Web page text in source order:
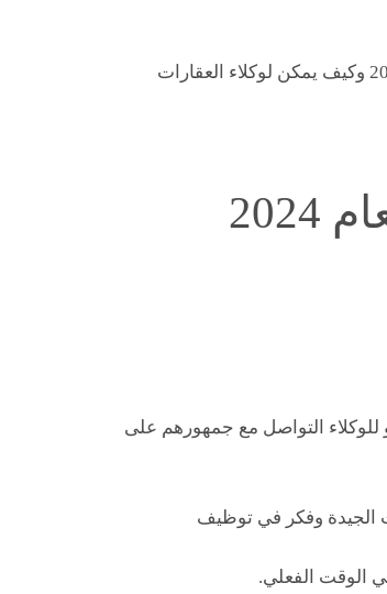
في منشور المدونة هذا، سنستكشف اتجاهات تسويق عقاري عن بعد القادمة لعام 2024 وكيف يمكن لوكلاء العقارات
التواصل مع جمهورهم على
الجيدة وفكر في توظيف
الوقت الفعلي.